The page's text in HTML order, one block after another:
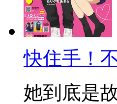
快住手！
她到底是